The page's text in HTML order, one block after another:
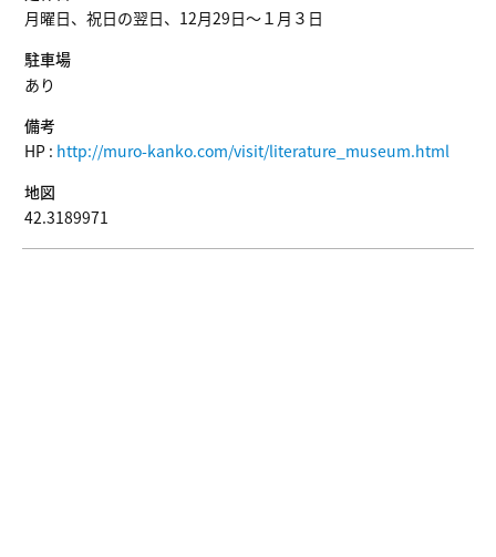
月曜日、祝日の翌日、12月29日～１月３日
駐車場
あり
備考
HP : http://muro-kanko.com/visit/literature_museum.html
地図
42.3189971